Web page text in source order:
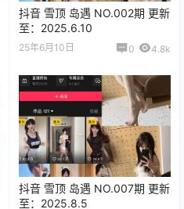
抖音 雪顶 岛遇 NO.002期 更新
至：2025.6.10
25年6月10日 0 4.8k
抖音 雪顶 岛遇 NO.007期 更新
至：2025.8.5